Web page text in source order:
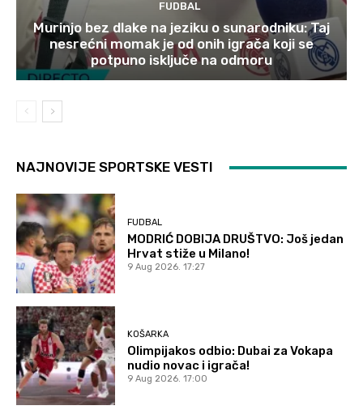
FUDBAL
Murinjo bez dlake na jeziku o sunarodniku: Taj
nesrećni momak je od onih igrača koji se
potpuno isključe na odmoru
NAJNOVIJE SPORTSKE VESTI
FUDBAL
MODRIĆ DOBIJA DRUŠTVO: Još jedan
Hrvat stiže u Milano!
9 Aug 2026. 17:27
KOŠARKA
Olimpijakos odbio: Dubai za Vokapa
nudio novac i igrača!
9 Aug 2026. 17:00